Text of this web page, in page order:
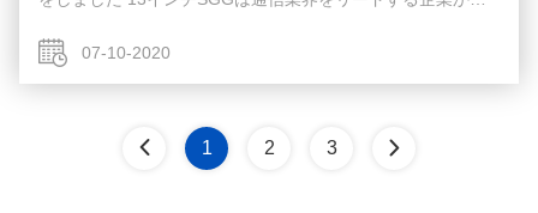
通信領域で適用できます. 34インチのTGGは 高い評価を得ま
07-10-2020
1 2 3